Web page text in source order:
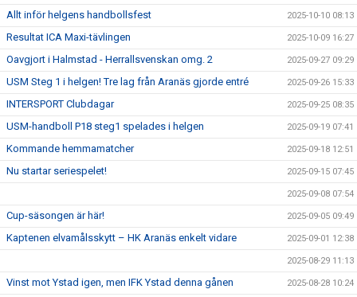
Allt inför helgens handbollsfest 2025-10-10 08:13
Resultat ICA Maxi-tävlingen 2025-10-09 16:27
Oavgjort i Halmstad - Herrallsvenskan omg. 2 2025-09-27 09:29
USM Steg 1 i helgen! Tre lag från Aranäs gjorde entré 2025-09-26 15:33
INTERSPORT Clubdagar 2025-09-25 08:35
USM-handboll P18 steg1 spelades i helgen 2025-09-19 07:41
Kommande hemmamatcher 2025-09-18 12:51
Nu startar seriespelet! 2025-09-15 07:45
2025-09-08 07:54
Cup-säsongen är här! 2025-09-05 09:49
Kaptenen elvamålsskytt – HK Aranäs enkelt vidare 2025-09-01 12:38
2025-08-29 11:13
Vinst mot Ystad igen, men IFK Ystad denna gånen 2025-08-28 10:24